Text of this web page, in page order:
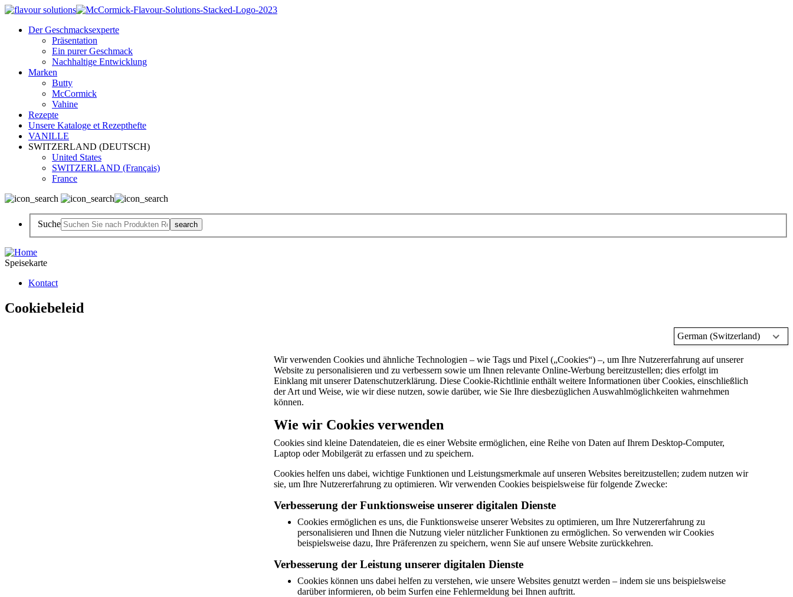
Der Geschmacksexperte
Präsentation
Ein purer Geschmack
Nachhaltige Entwicklung
Marken
Butty
McCormick
Vahine
Rezepte
Unsere Kataloge et Rezepthefte
VANILLE
SWITZERLAND (DEUTSCH)
United States
SWITZERLAND (Français)
France
Suche
Speisekarte
Kontact
Cookiebeleid
German (Switzerland)
Wir verwenden Cookies und ähnliche Technologien – wie Tags und Pixel („Cookies“) –, um Ihre Nutzererfahrung auf unserer
Website zu personalisieren und zu verbessern sowie um Ihnen relevante Online-Werbung bereitzustellen; dies erfolgt im
Einklang mit unserer Datenschutzerklärung. Diese Cookie-Richtlinie enthält weitere Informationen über Cookies, einschließlich
der Art und Weise, wie wir diese nutzen, sowie darüber, wie Sie Ihre diesbezüglichen Auswahlmöglichkeiten wahrnehmen
können.
Wie wir Cookies verwenden
Cookies sind kleine Datendateien, die es einer Website ermöglichen, eine Reihe von Daten auf Ihrem Desktop-Computer,
Laptop oder Mobilgerät zu erfassen und zu speichern.
Cookies helfen uns dabei, wichtige Funktionen und Leistungsmerkmale auf unseren Websites bereitzustellen; zudem nutzen wir
sie, um Ihre Nutzererfahrung zu optimieren. Wir verwenden Cookies beispielsweise für folgende Zwecke:
Verbesserung der Funktionsweise unserer digitalen Dienste
Cookies ermöglichen es uns, die Funktionsweise unserer Websites zu optimieren, um Ihre Nutzererfahrung zu
personalisieren und Ihnen die Nutzung vieler nützlicher Funktionen zu ermöglichen. So verwenden wir Cookies
beispielsweise dazu, Ihre Präferenzen zu speichern, wenn Sie auf unsere Website zurückkehren.
Verbesserung der Leistung unserer digitalen Dienste
Cookies können uns dabei helfen zu verstehen, wie unsere Websites genutzt werden – indem sie uns beispielsweise
darüber informieren, ob beim Surfen eine Fehlermeldung bei Ihnen auftritt.